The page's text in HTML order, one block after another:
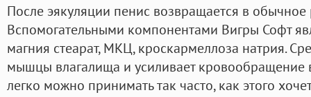
После эякуляции пенис возвращается в обычное
Вспомогательными компонентами Вигры Софт
магния стеарат, МКЦ, кроскармеллоза натрия.
мышцы влагалища и усиливает кровообращение
легко можно принимать так часто, как этого